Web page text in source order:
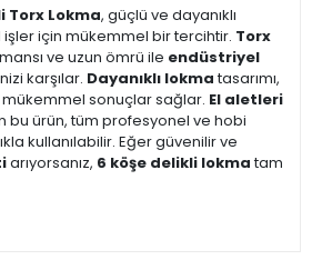
Torx Lokma, güçlü ve dayanıklı
işler için mükemmel bir tercihtir. Torx
ve uzun ömrü ile endüstriyel
karşılar. Dayanıklı lokmatasarımı,
sonuçlar sağlar. El aletleri
bu ürün, tüm profesyonel ve hobi
kullanılabilir. Eğer güvenilir ve
arıyorsanız, 6 köşe delikli lokmatam